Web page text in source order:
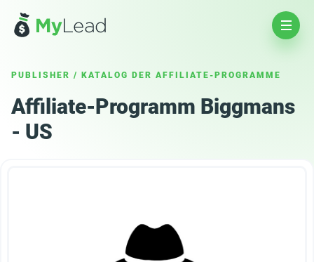
PUBLISHER / KATALOG DER AFFILIATE-PROGRAMME
Affiliate-Programm Biggmans
- US